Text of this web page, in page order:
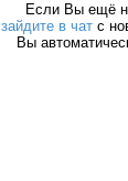
Если Вы ещё
зайдите в чатс
Вы